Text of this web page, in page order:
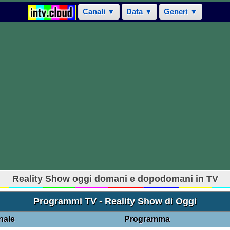
Canali ▼ Data ▼ Generi ▼
Reality Show oggi domani e dopodomani in TV
Programmi TV - Reality Show di Oggi
Programma